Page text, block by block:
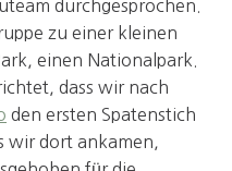
durchgesprochen.
zu einer kleinen
einen Nationalpark.
dass wir nach
den ersten Spatenstich
wir dort ankamen,